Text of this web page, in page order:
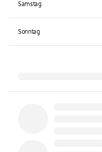
Samstag
Sonntag